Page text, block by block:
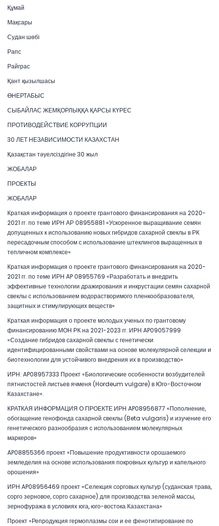
Құмай
Мақсары
Судан шөбі
Рапс
Райграс
Қант қызылшасы
ӨНЕРТАБЫС
СЫБАЙЛАС ЖЕМҚОРЛЫҚҚА ҚАРСЫ КҮРЕС
ПРОТИВОДЕЙСТВИЕ КОРРУПЦИИ
30 ЛЕТ НЕЗАВИСИМОСТИ КАЗАХСТАН
Қазақстан тәуелсіздігіне 30 жыл
ЖОБАЛАР
ПРОЕКТЫ
ЖОБАЛАР
Краткая информация о проекте грантового финансирования на 2020-
2021 гг. по теме ИРН АР 08955881 «Ускоренное выращивание семян
допущенных к использованию новых гибридов сахарной свеклы в РК
пересадочным способом с использование штеклингов выращенных в
тепличном комплексе»
Краткая информация о проекте грантового финансирования на 2020-
2021 гг. по теме ИРН AP 08955769 «Разработать и внедрить
эффективные технологии дражирования и инкрустации семян сахарной
свеклы с использованием водорастворимого пленкообразователя,
защитных и стимулирующих веществ»
Краткая информация о проекте молодых ученых по грантовому
финансированию МОН РК на 2021-2023 гг. ИРН AP09057999
«Создание гибридов сахарной свеклы с генетически
идентифицированными свойствами на основе молекулярной селекции и
биотехнологии для устойчивого внедрения их в производство»
ИРН: AP08957333 Проект «Биологические особенности возбудителей
пятнистостей листьев ячменя (Hordeum vulgare) в Юго-Восточном
Казахстане».
КРАТКАЯ ИНФОРМАЦИЯ О ПРОЕКТЕ ИРН AP08956877 «Пополнение,
обогащение генофонда сахарной свеклы (Beta vulgaris) и изучение его
генетического разнообразия с использованием молекулярных
маркеров»
AP08855366 проект «Повышение продуктивности орошаемого
земледелия на основе использования покровных культур и капельного
орошения»
ИРН AP08956469 проект «Селекция сорговых культур (суданская трава,
сорго зерновое, сорго сахарное) для производства зеленой массы,
зернофуража в условиях юга, юго-востока Казахстана»
Проект «Репродукция гермоплазмы сои и ее фенотипирование по